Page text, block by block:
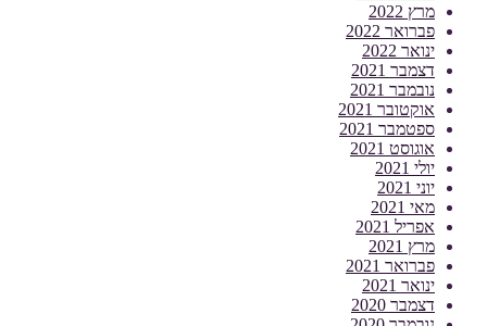
מרץ 2022
פברואר 2022
ינואר 2022
דצמבר 2021
נובמבר 2021
אוקטובר 2021
ספטמבר 2021
אוגוסט 2021
יולי 2021
יוני 2021
מאי 2021
אפריל 2021
מרץ 2021
פברואר 2021
ינואר 2021
דצמבר 2020